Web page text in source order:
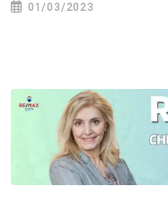
01/03/2023